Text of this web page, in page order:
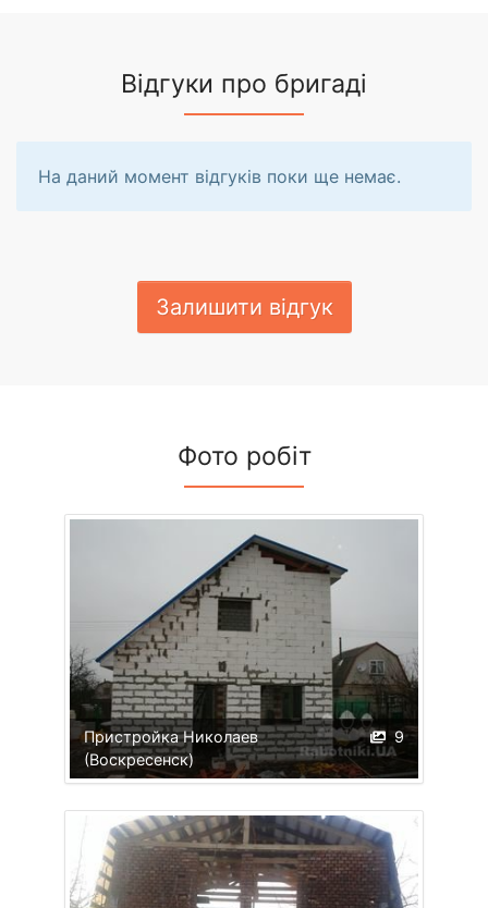
Відгуки про бригаді
На даний момент відгуків поки ще немає.
Залишити відгук
Фото робіт
9
Пристройка Николаев
(Воскресенск)